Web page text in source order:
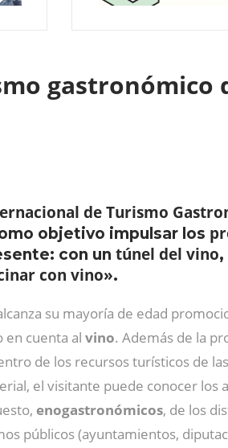
gastronómico
de Turismo
objetivo impulsar los
con un túnel del vino,
con vino».
su mayoría de edad
en cuenta al vino. Además de la
de los recursos turísticos de
el visitante puede conocer los
enogastronómicos, de los
públicos (ayuntamientos,